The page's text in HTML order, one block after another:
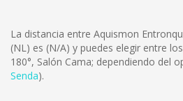
La distancia entre Aquismon
(NL) es (N/A) y puedes elegir entre
180°, Salón Cama; dependiendo del
Senda).